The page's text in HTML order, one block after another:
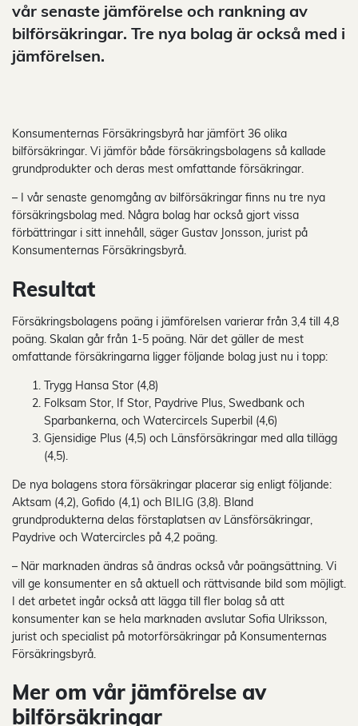
vår senaste jämförelse och rankning av
bilförsäkringar. Tre nya bolag är också med i
jämförelsen.
Konsumenternas Försäkringsbyrå har jämfört 36 olika
bilförsäkringar. Vi jämför både försäkringsbolagens så kallade
grundprodukter och deras mest omfattande försäkringar.
– I vår senaste genomgång av bilförsäkringar finns nu tre nya
försäkringsbolag med. Några bolag har också gjort vissa
förbättringar i sitt innehåll, säger Gustav Jonsson, jurist på
Konsumenternas Försäkringsbyrå.
Resultat
Försäkringsbolagens poäng i jämförelsen varierar från 3,4 till 4,8
poäng. Skalan går från 1-5 poäng. När det gäller de mest
omfattande försäkringarna ligger följande bolag just nu i topp:
Trygg Hansa Stor (4,8)
Folksam Stor, If Stor, Paydrive Plus, Swedbank och
Sparbankerna, och Watercircels Superbil (4,6)
Gjensidige Plus (4,5) och Länsförsäkringar med alla tillägg
(4,5).
De nya bolagens stora försäkringar placerar sig enligt följande:
Aktsam (4,2), Gofido (4,1) och BILIG (3,8). Bland
grundprodukterna delas förstaplatsen av Länsförsäkringar,
Paydrive och Watercircles på 4,2 poäng.
– När marknaden ändras så ändras också vår poängsättning. Vi
vill ge konsumenter en så aktuell och rättvisande bild som möjligt.
I det arbetet ingår också att lägga till fler bolag så att
konsumenter kan se hela marknaden avslutar Sofia Ulriksson,
jurist och specialist på motorförsäkringar på Konsumenternas
Försäkringsbyrå.
Mer om vår jämförelse av
bilförsäkringar